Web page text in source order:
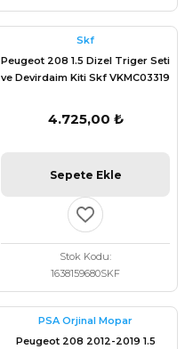
Skf
Peugeot 208 1.5 Dizel Triger Seti
ve Devirdaim Kiti Skf VKMC03319
4.725,00 ₺
Sepete Ekle
Stok Kodu
1638159680SKF
PSA Orjinal Mopar
Peugeot 208 2012-2019 1.5